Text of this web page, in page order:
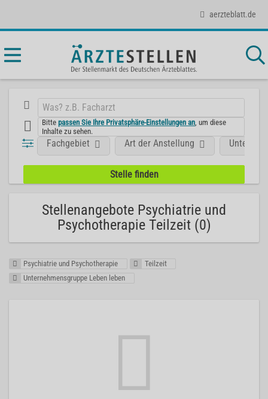
aerzteblatt.de
Bittepassen Sie Ihre Privatsphäre-Einstellungen an , um diese
Inhalte zu sehen.
Fachgebiet Art der Anstellung
Stellenangebote Psychiatrie und
Psychotherapie Teilzeit (0)
Psychiatrie und Psychotherapie
Teilzeit
Unternehmensgruppe Leben leben